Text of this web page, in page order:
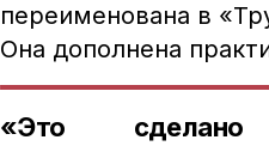
переименована в
Она дополнена
«Это сделано